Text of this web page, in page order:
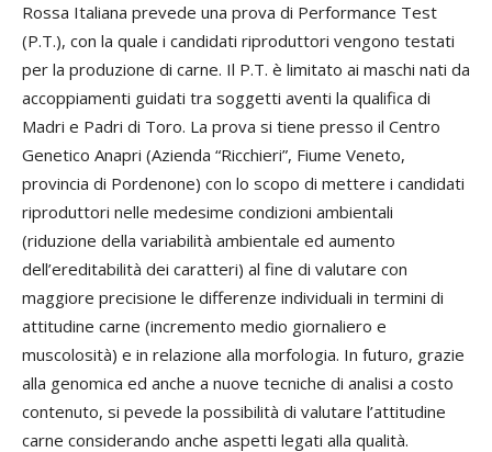
Rossa Italiana prevede una prova di Performance Test
(P.T.), con la quale i candidati riproduttori vengono testati
per la produzione di carne. Il P.T. è limitato ai maschi nati da
accoppiamenti guidati tra soggetti aventi la qualifica di
Madri e Padri di Toro. La prova si tiene presso il Centro
Genetico Anapri (Azienda “Ricchieri”, Fiume Veneto,
provincia di Pordenone) con lo scopo di mettere i candidati
riproduttori nelle medesime condizioni ambientali
(riduzione della variabilità ambientale ed aumento
dell’ereditabilità dei caratteri) al fine di valutare con
maggiore precisione le differenze individuali in termini di
attitudine carne (incremento medio giornaliero e
muscolosità) e in relazione alla morfologia. In futuro, grazie
alla genomica ed anche a nuove tecniche di analisi a costo
contenuto, si pevede la possibilità di valutare l’attitudine
carne considerando anche aspetti legati alla qualità.